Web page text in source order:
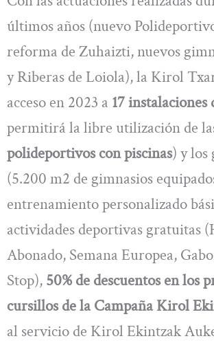
últimos años (nuevo
reforma de Zuhaizti, nuevos
y Riberas de Loiola), la Kirol
acceso en 2023 a 17
permitirá la libre utilización de
polideportivos con piscinas) y los
(5.200 m2 de gimnasios
entrenamiento personalizado
actividades deportivas gratuitas
Abonado, Semana Europea,
Stop), 50% de descuentos en los
cursillos de la Campaña Kirol
al servicio de Kirol Ekintzak